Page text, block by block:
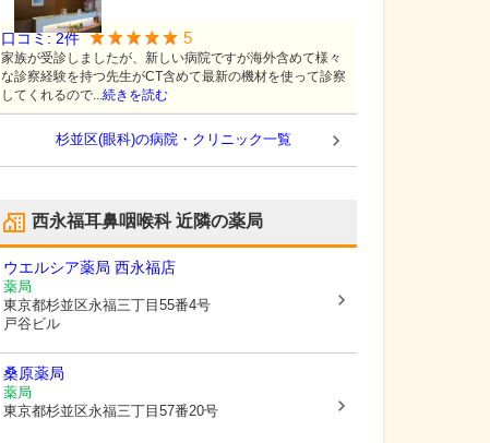
口コミ: 2件 5
家族が受診しましたが、新しい病院ですが海外含めて様々
な診察経験を持つ先生がCT含めて最新の機材を使って診察
してくれるので...続きを読む
杉並区(眼科)の病院・クリニック一覧
西永福耳鼻咽喉科近隣の薬局
ウエルシア薬局 西永福店
薬局
東京都杉並区永福三丁目55番4号
戸谷ビル
桑原薬局
薬局
東京都杉並区永福三丁目57番20号